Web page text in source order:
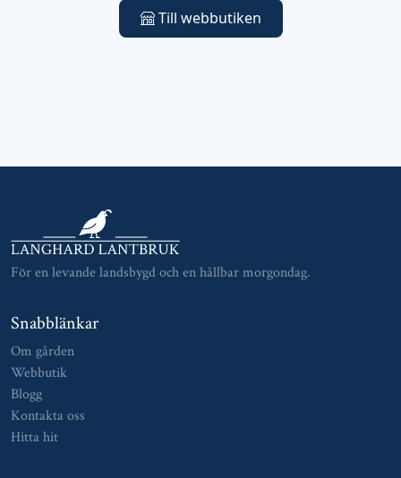
Till webbutiken
För en levande landsbygd och en hållbar morgondag.
Snabblänkar
Om gården
Webbutik
Blogg
Kontakta oss
Hitta hit